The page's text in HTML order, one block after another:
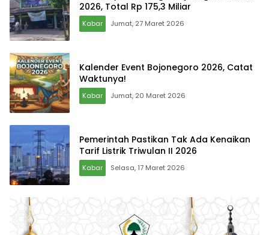
2026, Total Rp 175,3 Miliar
Kabar Jumat, 27 Maret 2026
Kalender Event Bojonegoro 2026, Catat
Waktunya!
Kabar Jumat, 20 Maret 2026
Pemerintah Pastikan Tak Ada Kenaikan
Tarif Listrik Triwulan II 2026
Kabar Selasa, 17 Maret 2026